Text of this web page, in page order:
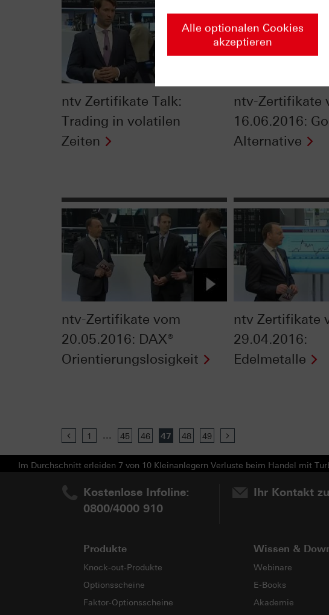
ntv Zertifikate Talk:
Trading in volatilen
Zeiten
ntv-Zertifikate
16.06.2016:
Alternative
ntv-Zertifikate vom
20.05.2016: DAX®
Orientierungslosigkeit
ntv Zertifikate
29.04.2016:
Edelmetalle
Previous
1 ... 45 46 47 48 49
Im Durchschnitt erleiden 7 von 10 Kleinanlegern Verluste beim Handel mit
Kostenlose Infoline:
0800/4000 910
Ihr Kontakt
Produkte
Knock-out-Produkte
Optionsscheine
Faktor-Optionsscheine
Wissen &
Webinare
E-Books
Akademie
Alle optionalen Cookies
akzeptieren